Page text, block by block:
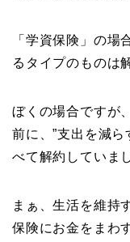
「学資保険」の場
るタイプのものは
ぼくの場合ですが
前に、”支出を減
べて解約していま
まぁ、生活を維持
保険にお金をまわ